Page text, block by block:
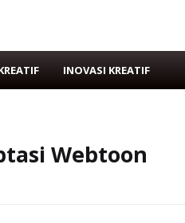
INOVASI KREATIF
Webtoon